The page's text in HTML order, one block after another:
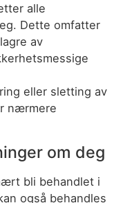
alle
Dette omfatter
av
eller sletting av
nærmere
om deg
bli behandlet i
også behandles